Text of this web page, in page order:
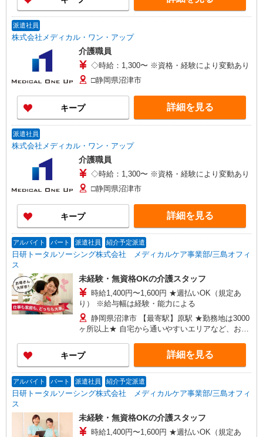
派遣社員
株式会社メディカル・ワン・アップ
介護職員
◇時給：1,300〜 ※資格・経験により変動あり
□静岡県沼津市
キープ 詳細を見る
派遣社員
株式会社メディカル・ワン・アップ
介護職員
◇時給：1,300〜 ※資格・経験により変動あり
□静岡県沼津市
キープ 詳細を見る
アルバイト パート 派遣社員 紹介予定派遣
日研トータルソーシング株式会社 メディカルケア事業部/三島オフィ
ス
未経験・無資格OKの介護スタッフ
時給1,400円〜1,600円 ★週払いOK（規定あ
り） ※給与幅は経験・能力による
静岡県沼津市 【最寄駅】原駅 ★勤務地は3000
ヶ所以上★ 自宅から通いやすいエリアなど、お好
キープ 詳細を見る
アルバイト パート 派遣社員 紹介予定派遣
日研トータルソーシング株式会社 メディカルケア事業部/三島オフィ
ス
未経験・無資格OKの介護スタッフ
時給1,400円〜1,600円 ★週払いOK（規定あ